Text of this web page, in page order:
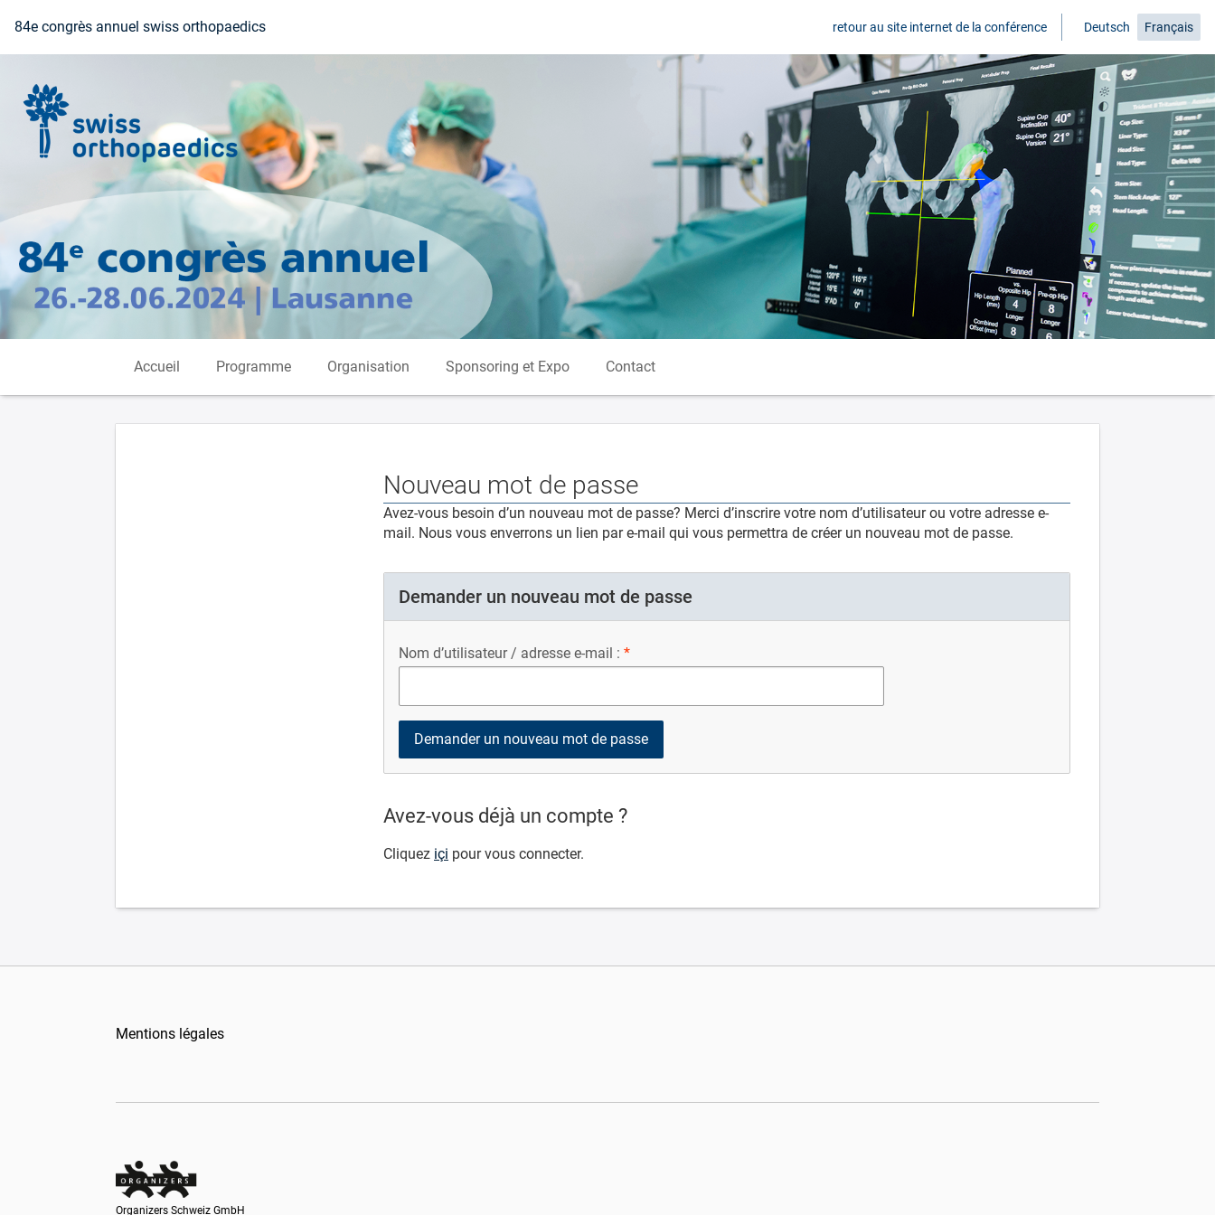
Vers la page d'accueil
84e congrès annuel swiss orthopaedics retour au site internet de la conférence Deutsch Français
Accueil Programme Organisation Sponsoring et Expo Contact
Nouveau mot de passe
Avez-vous besoin d’un nouveau mot de passe? Merci d’inscrire votre nom d’utilisateur ou votre adresse e-
mail. Nous vous enverrons un lien par e-mail qui vous permettra de créer un nouveau mot de passe.
Demander un nouveau mot de passe
Nom d’utilisateur / adresse e-mail :
Avez-vous déjà un compte ?
Cliquez içi pour vous connecter.
Mentions légales
Organizers Schweiz GmbH
Organizers Schweiz GmbH